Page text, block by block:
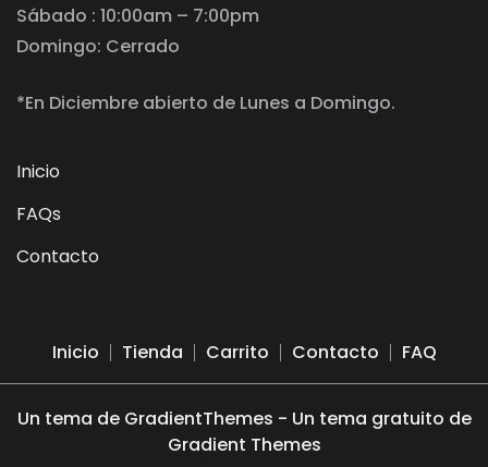
Sábado : 10:00am – 7:00pm
Domingo: Cerrado
*En Diciembre abierto de Lunes a Domingo.
Inicio
FAQs
Contacto
Inicio Tienda Carrito Contacto FAQ
Un tema de GradientThemes - Un tema gratuito de
Gradient Themes